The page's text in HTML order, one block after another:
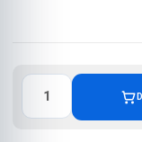
Kur
lampa